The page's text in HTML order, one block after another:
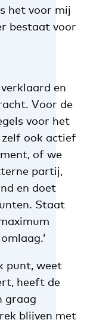
het voor mij
bestaat voor
en
Voor de
voor het
ook actief
of we
partij,
en doet
Staat
punt, weet
heeft de
graag
blijven met